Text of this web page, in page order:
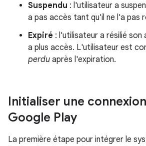
Suspendu : l'utilisateur a
a pas accès tant qu'il ne l'a pas
Expiré : l'utilisateur a résilié
a plus accès. L'utilisateur est
perdu après l'expiration.
Initialiser une
Google Play
La première étape pour intégrer le